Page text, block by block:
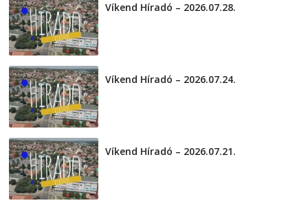
Víkend Híradó – 2026.07.28.
Víkend Híradó – 2026.07.24.
Víkend Híradó – 2026.07.21.